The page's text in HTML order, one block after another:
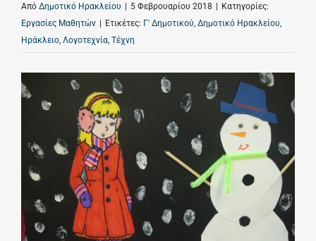
Από Δημοτικό Ηρακλείου 5 Φεβρουαρίου 2018
Κατηγορίες:
Εργασίες Μαθητών
Ετικέτες: Γ' Δημοτικού, Δημοτικό Ηρακλείου,
Ηράκλειο, Λογοτεχνία, Τέχνη